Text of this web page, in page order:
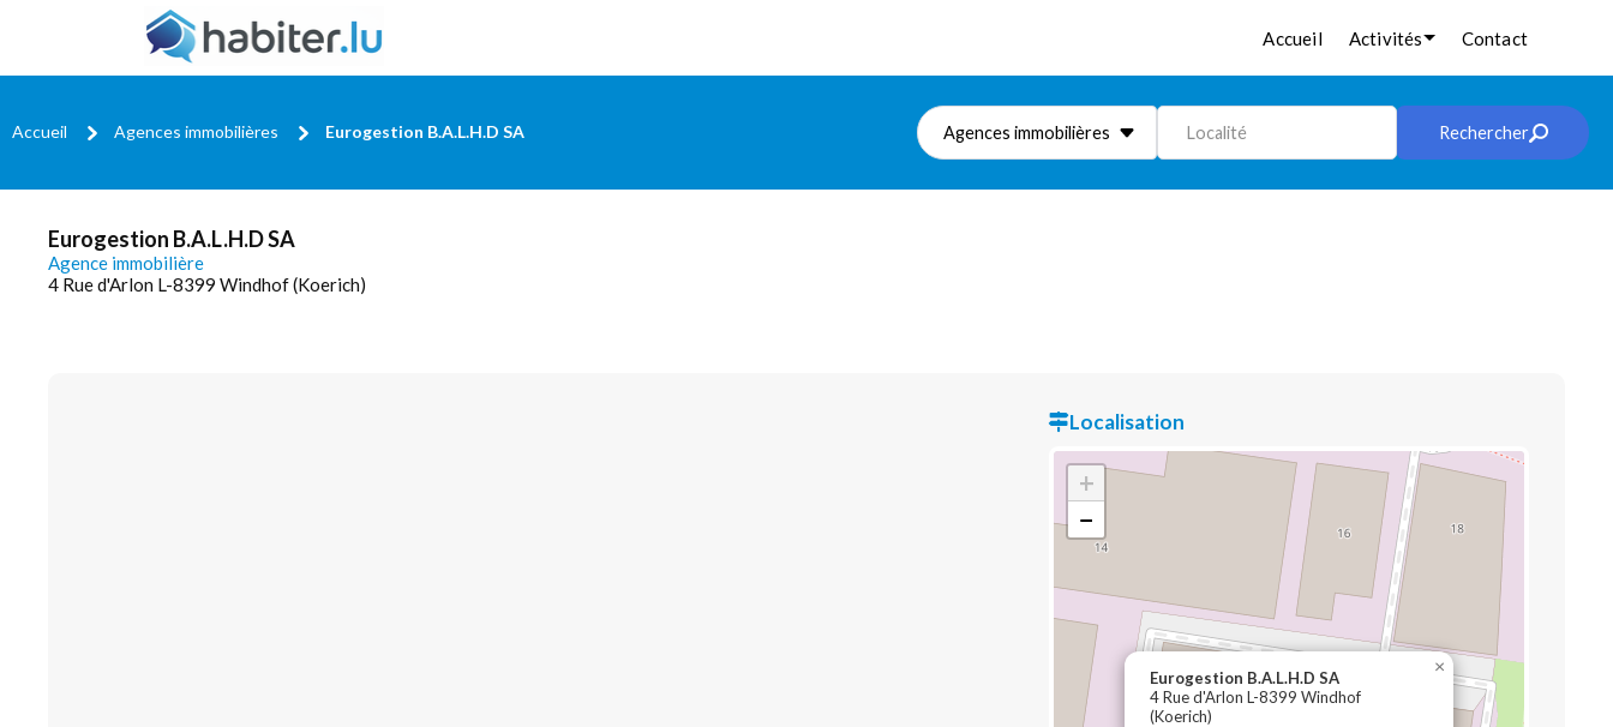
Accueil Activités Contact
Accueil Agences immobilières Eurogestion B.A.L.H.D SA Agences immobilières Localité Rechercher
Eurogestion B.A.L.H.D SA
Agence immobilière
4 Rue d'Arlon L-8399 Windhof (Koerich)
Localisation
Eurogestion B.A.L.H.D SA
4 Rue d'Arlon L-8399 Windhof
(Koerich)
×
+
−